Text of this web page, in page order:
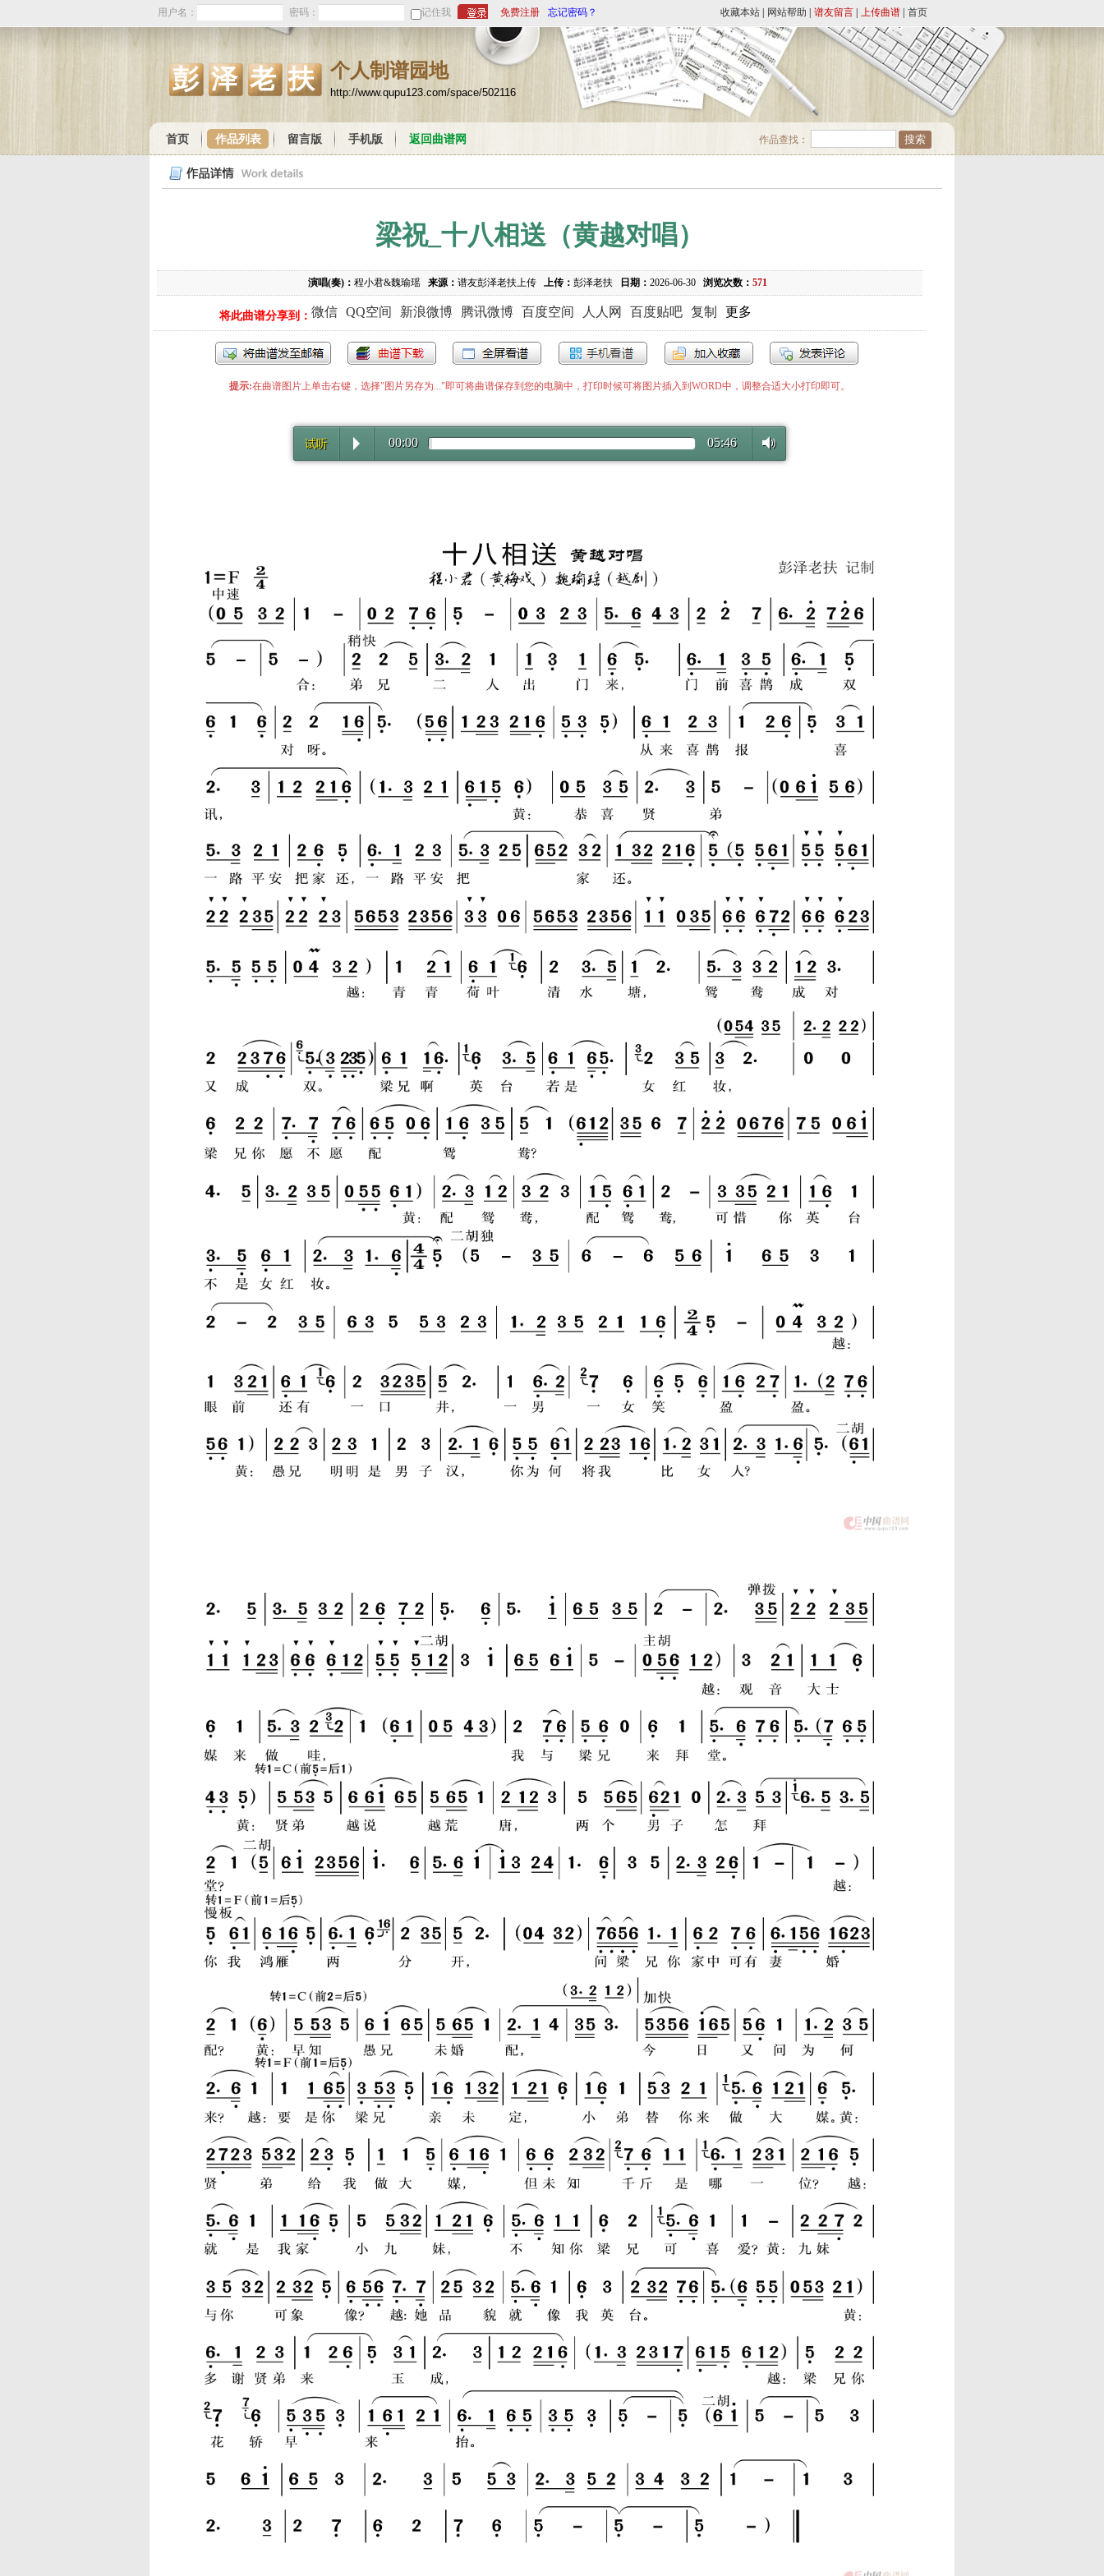
用户名： 密码： 记住我 免费注册 忘记密码？ 收藏本站 网站帮助 谱友留言 上传曲谱 首页
彭泽老扶 个人制谱园地
http://www.qupu123.com/space/502116
作品查找：
首页 作品列表 留言版 手机版 返回曲谱网
梁祝_十八相送（黄越对唱）
演唱(奏)： 程小君&魏瑜瑶 来源： 谱友彭泽老扶上传 上传： 彭泽老扶 日期： 2026-06-30 浏览次数： 571
将此曲谱分享到： 微信 QQ空间 新浪微博 腾讯微博 百度空间 人人网 百度贴吧 复制 更多
提示:在曲谱图片上单击右键，选择"图片另存为..."即可将曲谱保存到您的电脑中，打印时候可将图片插入到WORD中，调整合适大小打印即可。
试听 00:00 05:46